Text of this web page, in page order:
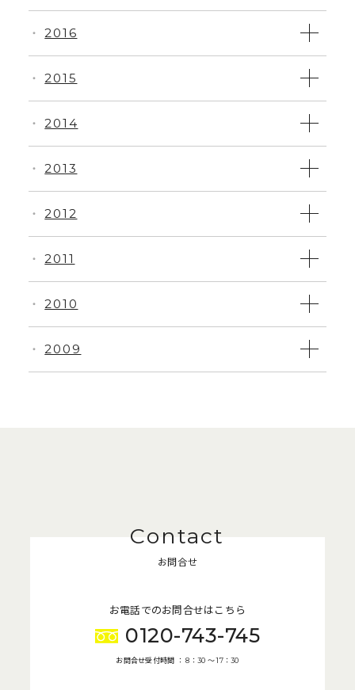
・ 2009
・ 2010
・ 2011
・ 2012
・ 2013
・ 2014
・ 2015
・ 2016
お問合せ
お電話でのお問合せはこちら
0120-743-745
お問合せ受付時間 ： 8：30 〜 17：30